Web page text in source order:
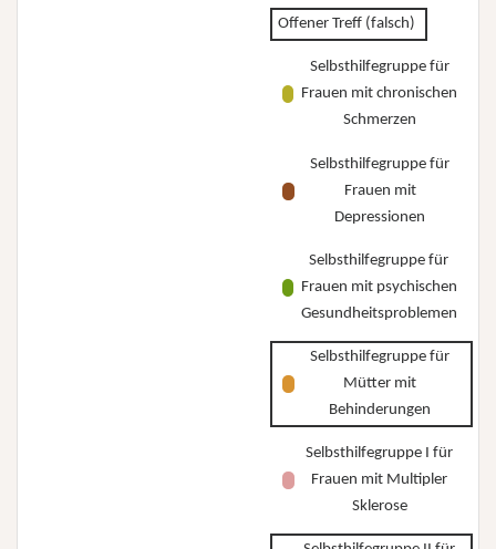
Offener Treff (falsch)
Selbsthilfegruppe für
Frauen mit chronischen
Schmerzen
Selbsthilfegruppe für
Frauen mit
Depressionen
Selbsthilfegruppe für
Frauen mit psychischen
Gesundheitsproblemen
Selbsthilfegruppe für
Mütter mit
Behinderungen
Selbsthilfegruppe I für
Frauen mit Multipler
Sklerose